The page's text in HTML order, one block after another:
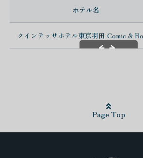
ホテル名
クインテッサホテル東京羽田 Comic &
Page Top